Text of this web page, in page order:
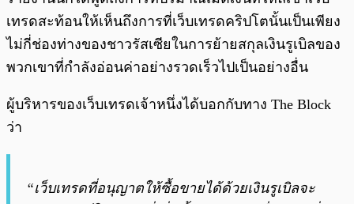
เทรดสะท้อนให้เห็นถึงการที่เว็บเทรดคริปโตนั้นเป็นเพียง
ไม่กี่ช่องท่างของชาวรัสเซียในการย้ายสกุลเงินรูเบิลของ
พวกเขาที่กำลังอ่อนค่าอย่างรวดเร็วไปเป็นอย่างอื่น
ผู้บริหารของเว็บเทรดเจ้าหนึ่งได้บอกกับทาง The Block
ว่า
“เว็บเทรดที่อนุญาตให้ซื้อขายได้ด้วยเงินรูเบิลจะ